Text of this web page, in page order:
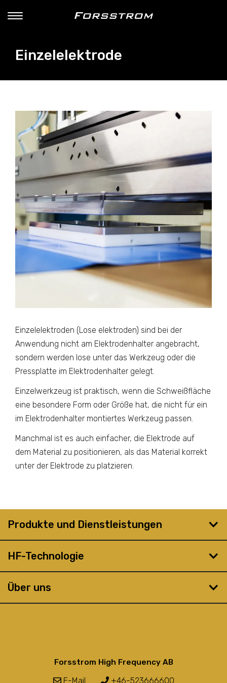
Einzelelektrode
Einzelelektroden (Lose elektroden) sind bei der
Anwendung nicht am Elektrodenhalter angebracht,
sondern werden lose unter das Werkzeug oder die
Pressplatte im Elektrodenhalter gelegt.
Einzelwerkzeug ist praktisch, wenn die Schweißfläche
eine besondere Form oder Größe hat, die nicht für ein
im Elektrodenhalter montiertes Werkzeug passen.
Manchmal ist es auch einfacher, die Elektrode auf
dem Material zu positionieren, als das Material korrekt
unter der Elektrode zu platzieren.
Produkte und Dienstleistungen
HF-Technologie
Über uns
Forsstrom High Frequency AB
E-Mail +46-523666600